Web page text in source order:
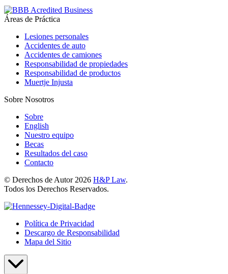
Áreas de Práctica
Lesiones personales
Accidentes de auto
Accidentes de camiones
Responsabilidad de propiedades
Responsabilidad de productos
Muertje Injusta
Sobre Nosotros
Sobre
English
Nuestro equipo
Becas
Resultados del caso
Contacto
© Derechos de Autor 2026 H&P Law.
Todos los Derechos Reservados.
Política de Privacidad
Descargo de Responsabilidad
Mapa del Sitio